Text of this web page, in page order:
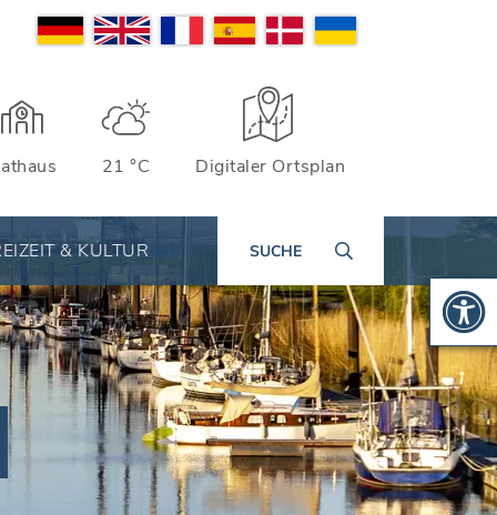
21 °C Digitaler Ortsplan
& KULTUR SUCHE